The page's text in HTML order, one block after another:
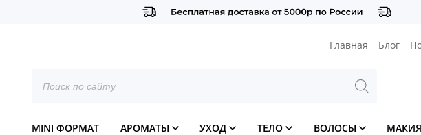
Главная Блог
товаров
MINI ФОРМАТ АРОМАТЫ УХОД ТЕЛО ВОЛОСЫ